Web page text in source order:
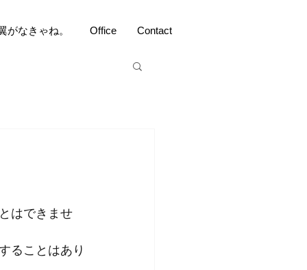
がなきゃね。 Office Contact
はできませ
ることはあり